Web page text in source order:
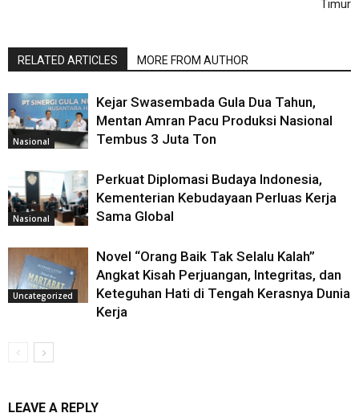
Timur
RELATED ARTICLES MORE FROM AUTHOR
Nasional
Kejar Swasembada Gula Dua Tahun,
Mentan Amran Pacu Produksi Nasional
Tembus 3 Juta Ton
Nasional
Perkuat Diplomasi Budaya Indonesia,
Kementerian Kebudayaan Perluas Kerja
Sama Global
Uncategorized
Novel “Orang Baik Tak Selalu Kalah”
Angkat Kisah Perjuangan, Integritas, dan
Keteguhan Hati di Tengah Kerasnya Dunia
Kerja
LEAVE A REPLY